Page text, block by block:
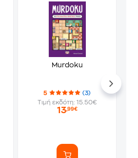
Murdoku
5
(3)
Τιμή εκδότη: 15.50€
13,99€